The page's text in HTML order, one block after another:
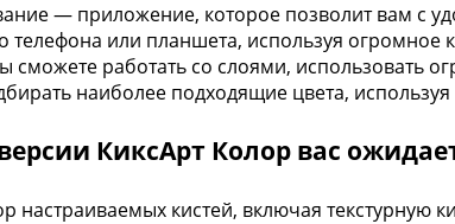
— приложение, которое позволит вам с
телефона или планшета, используя огромное
сможете работать со слоями, использовать
наиболее подходящие цвета,
КиксАрт Колор вас
настраиваемых кистей, включая текстурную